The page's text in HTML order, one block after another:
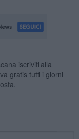
iscriviti alla
gratis tutti i giorni